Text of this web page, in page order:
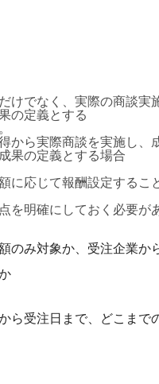
けでなく、実際の商談実
の定義とする
から実際商談を実施し、
果の定義とする場合
に応じて報酬設定するこ
を明確にしておく必要が
のみ対象か、受注企業か
ら受注日まで、どこまで